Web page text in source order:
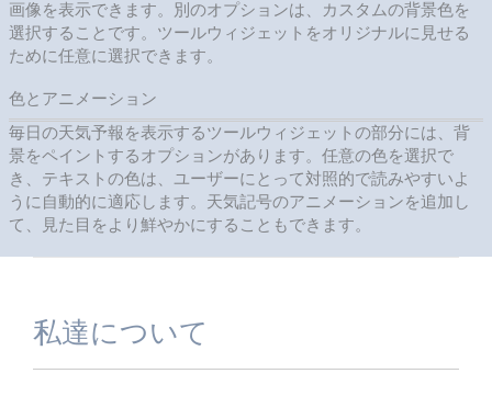
画像を表示できます。別のオプションは、カスタムの背景色を
選択することです。ツールウィジェットをオリジナルに見せる
ために任意に選択できます。
色とアニメーション
毎日の天気予報を表示するツールウィジェットの部分には、背
景をペイントするオプションがあります。任意の色を選択で
き、テキストの色は、ユーザーにとって対照的で読みやすいよ
うに自動的に適応します。天気記号のアニメーションを追加し
て、見た目をより鮮やかにすることもできます。
私達について